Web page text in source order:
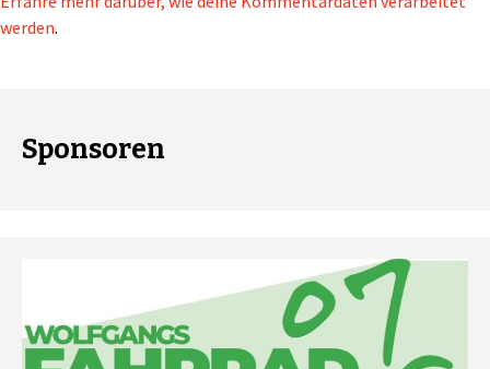
werden.
Sponsoren